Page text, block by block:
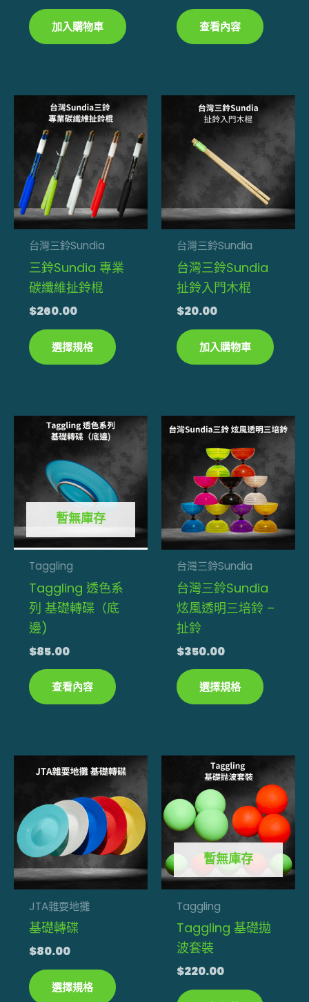
加入購物車 查看內容
台灣三鈴Sundia
三鈴Sundia 專業
碳纖維扯鈴棍
$260.00
選擇規格
品
有
多
種
可
頁
選
台灣三鈴Sundia
台灣三鈴Sundia
扯鈴入門木棍
$20.00
加入購物車
暫無庫存
Taggling
Taggling 透色系
列 基礎轉碟（底
邊)
$85.00
查看內容
台灣三鈴Sundia
台灣三鈴Sundia
炫風透明三培鈴 –
扯鈴
$350.00
選擇規格
此
品
有
多
種
可
在
面
JTA雜耍地攤
基礎轉碟
$80.00
選擇規格
此
品
有
多
種
款
品
暫無庫存
Taggling
Taggling 基礎拋
波套裝
$220.00
產
品
有
多
款
可